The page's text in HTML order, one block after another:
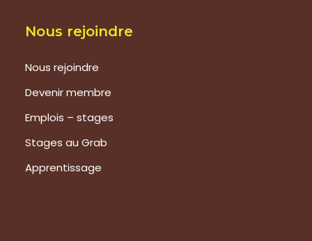
Nous rejoindre
Nous rejoindre
Devenir membre
Emplois – stages
Stages au Grab
Apprentissage